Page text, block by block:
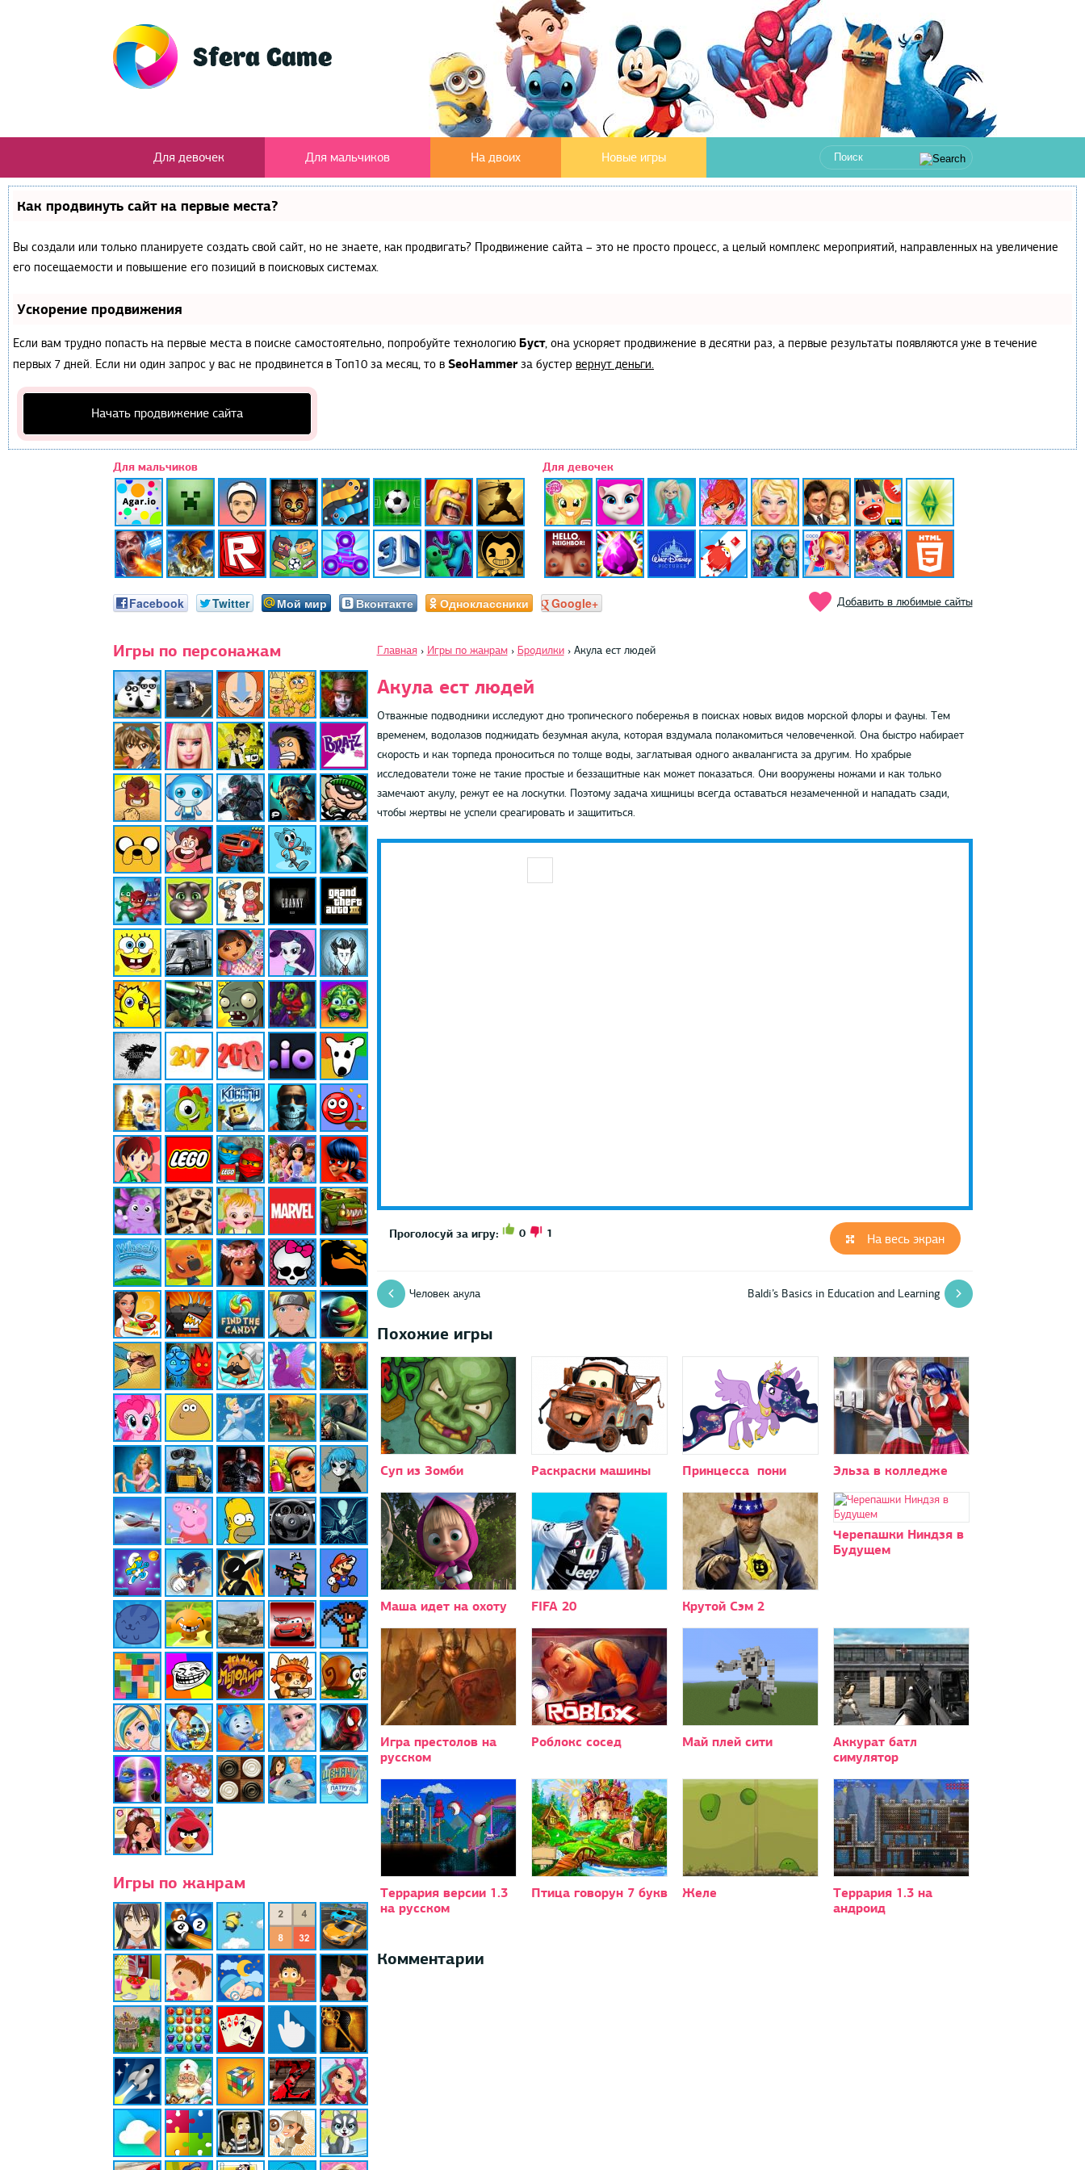
Для девочек Для мальчиков На двоих Новые игры
Как продвинуть сайт на первые места?
Вы создали или только планируете создать свой сайт, но не знаете, как продвигать? Продвижение сайта – это не просто процесс, а целый комплекс мероприятий, направленных на увеличение
его посещаемости и повышение его позиций в поисковых системах.
Ускорение продвижения
Если вам трудно попасть на первые места в поиске самостоятельно, попробуйте технологию Буст, она ускоряет продвижение в десятки раз, а первые результаты появляются уже в течение
первых 7 дней. Если ни один запрос у вас не продвинется в Топ10 за месяц, то в SeoHammerза бустер вернут деньги.
Начать продвижение сайта
Для мальчиков Для девочек
Facebook Twitter Мой мир Вконтакте Одноклассники Google+ Добавить в любимые сайты
Игры по персонажам
Игры по жанрам
Главная › Игры по жанрам › Бродилки › Акула ест людей
Акула ест людей
Отважные подводники исследуют дно тропического побережья в поисках новых видов морской флоры и фауны. Тем
временем, водолазов поджидать безумная акула, которая вздумала полакомиться человеченкой. Она быстро набирает
скорость и как торпеда проноситься по толще воды, заглатывая одного аквалангиста за другим. Но храбрые
исследователи тоже не такие простые и беззащитные как может показаться. Они вооружены ножами и как только
замечают акулу, режут ее на лоскутки. Поэтому задача хищницы всегда оставаться незамеченной и нападать сзади,
чтобы жертвы не успели среагировать и защититься.
На весь экран
Проголосуй за игру: 0 1
Человек акула Baldi’s Basics in Education and Learning
Похожие игры
Суп из Зомби Раскраски машины Принцесса пони Эльза в колледже
Маша идет на охоту FIFA 20 Крутой Сэм 2
Черепашки Ниндзя в
Будущем
Игра престолов на
русском
Роблокс сосед Май плей сити
Аккурат батл
симулятор
Террария версии 1.3
на русском
Птица говорун 7 букв Желе
Террария 1.3 на
андроид
Комментарии